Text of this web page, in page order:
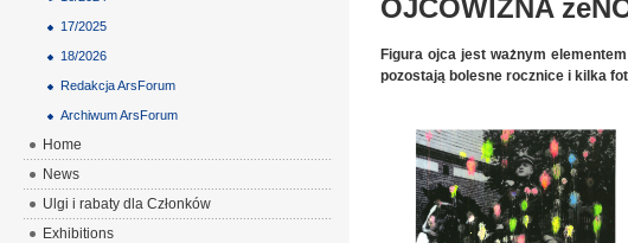
OJCOWIZNA
Figura ojca jest ważnym
pozostają bolesne rocznice i kilka
17/2025
18/2026
Redakcja ArsForum
Archiwum ArsForum
Home
News
Ulgi i rabaty dla Członków
Exhibitions